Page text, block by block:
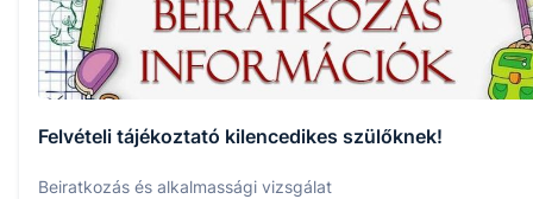
Felvételi tájékoztató kilencedikes szülőknek!
Beiratkozás és alkalmassági vizsgálat